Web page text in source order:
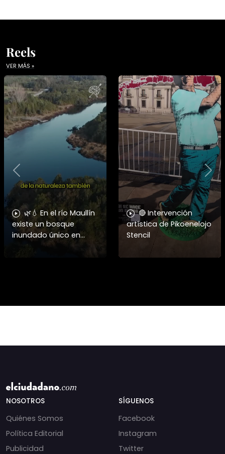
Reels
VER MÁS »
🌿💧 En el río Maullín
existe un bosque
inundado único en
Chile, hogar del huillín y
de cientos de especies.
🔴 Intervención
artística de Pikoenelojo
Stencil
Previous
NOSOTROS
Quiénes Somos
Política Editorial
Publicidad
SÍGUENOS
Facebook
Instagram
Twitter